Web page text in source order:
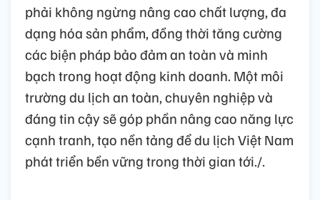
phải không ngừng nâng cao chất lượng, đa
dạng hóa sản phẩm, đồng thời tăng cường
các biện pháp bảo đảm an toàn và minh
bạch trong hoạt động kinh doanh. Một môi
trường du lịch an toàn, chuyên nghiệp và
đáng tin cậy sẽ góp phần nâng cao năng lực
cạnh tranh, tạo nền tảng để du lịch Việt Nam
phát triển bền vững trong thời gian tới./.